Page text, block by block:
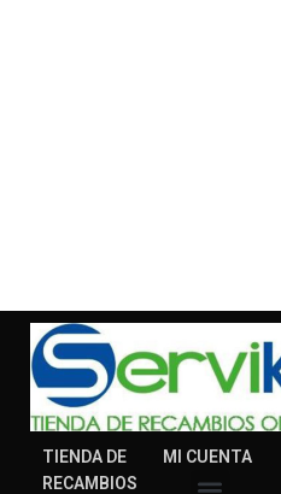
TIENDA DE
RECAMBIOS
MI CUENTA